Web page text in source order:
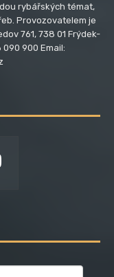
rybářských témat,
Provozovatelem je
761, 738 01 Frýdek-
090 900 Email: